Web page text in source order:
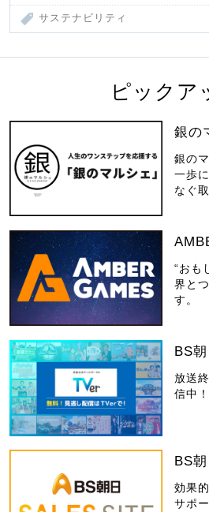
サステナビリティ
ピックア
銀の
銀の
一歩
なぐ
“おも
界と
す。
BS
放送
信中
BS
効果
サポー